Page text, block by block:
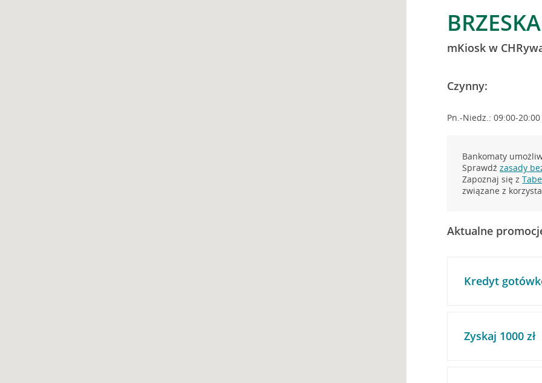
mKiosk w
Czynny:
Pn.-Niedz.: 09:00-20:00
Bankomaty
Sprawdźzasady
Zapoznaj się z
związane z
Aktualne
Kredyt
Zyskaj 1000 zł